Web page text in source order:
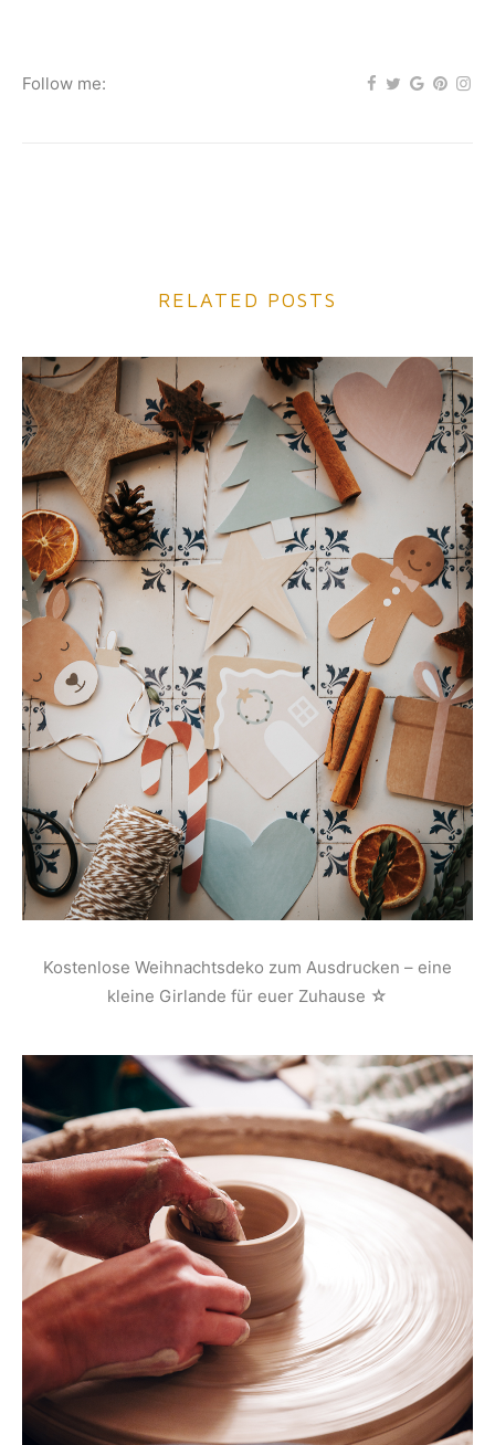
Follow me:
RELATED POSTS
Kostenlose Weihnachtsdeko zum Ausdrucken – eine
kleine Girlande für euer Zuhause ☆